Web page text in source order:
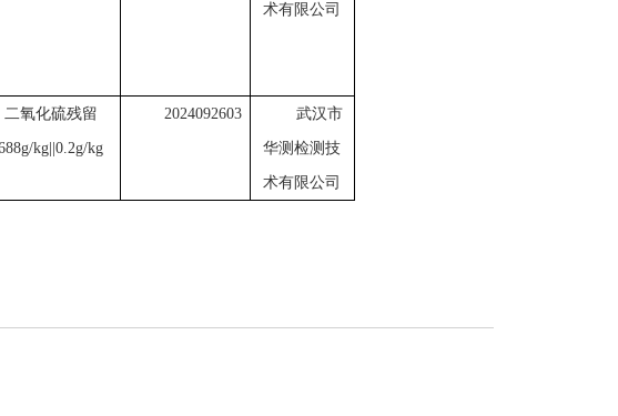
术有限公司
二氧化硫残留
kg||0.2g/kg
2024092603 武汉市
华测检测技
术有限公司